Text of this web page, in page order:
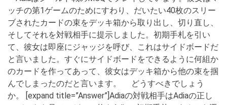
ッチの第1ゲームのためにすわり、だいたい40枚のスリー
ブされたカードの束をデッキ箱から取り出し、切り直し、
そしてそれを対戦相手に提示しました。初期手札を引い
て、彼女は即座にジャッジを呼び、これはサイドボードだ
と言いました。すぐにサイドボードをできるように何組か
のカードを作ってあって、彼女はデッキ箱から他の束を掴
んでしまったのだと言います。 どうすべきでしょう
か。 [expand title=”Answer”]Adiaの対戦相手はAdiaの正し